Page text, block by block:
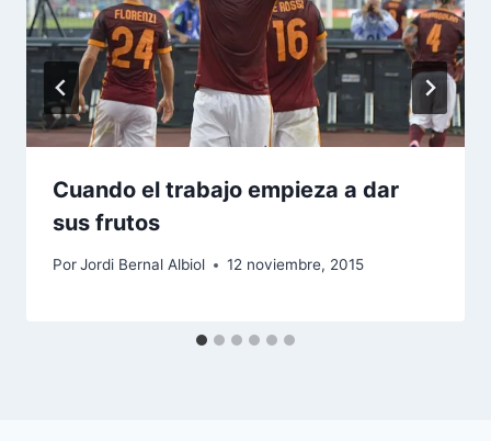
Cuando el trabajo empieza a dar
sus frutos
PorJordi Bernal Albiol 12 noviembre, 2015